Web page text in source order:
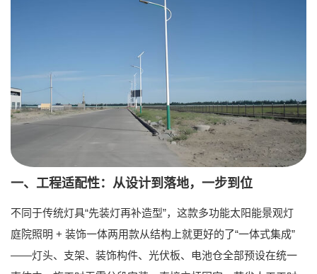
一、工程适配性：从设计到落地，一步到位
不同于传统灯具“先装灯再补造型”，这款多功能太阳能景观灯
庭院照明 + 装饰一体两用款从结构上就更好的了“一体式集成”
——灯头、支架、装饰构件、光伏板、电池仓全部预设在统一